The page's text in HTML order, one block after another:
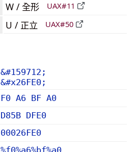
W / 全形 UAX#11
U / 正立 UAX#50
&#159712;
&#x26FE0;
F0 A6 BF A0
D85B DFE0
00026FE0
%f0%a6%bf%a0